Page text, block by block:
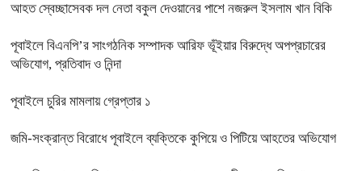
আহত স্বেচ্ছাসেবক দল নেতা বকুল দেওয়ানের পাশে নজরুল ইসলাম খান বিকি
পূবাইলে বিএনপি’র সাংগঠনিক সম্পাদক আরিফ ভূঁইয়ার বিরুদ্ধে অপপ্রচারের
অভিযোগ, প্রতিবাদ ও নিন্দা
পূবাইলে চুরির মামলায় গ্রেপ্তার ১
জমি-সংক্রান্ত বিরোধে পূবাইলে ব্যক্তিকে কুপিয়ে ও পিটিয়ে আহতের অভিযোগ